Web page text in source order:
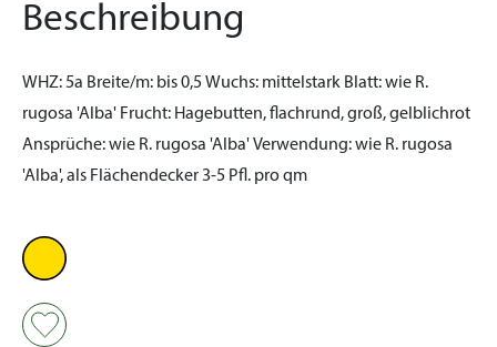
Beschreibung
WHZ:5a Breite/m: bis 0,5Wuchs: mittelstark Blatt:wie R.
rugosa 'Alba' Frucht: Hagebutten, flachrund, groß, gelblichrot
Ansprüche:wie R. rugosa 'Alba'Verwendung:wie R. rugosa
'Alba', als Flächendecker 3-5 Pfl. pro qm